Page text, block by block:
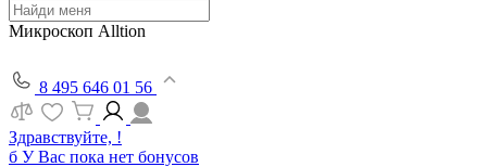
Микроскоп Alltion
8 495 646 01 56
Здравствуйте, !
б У Вас пока нет бонусов